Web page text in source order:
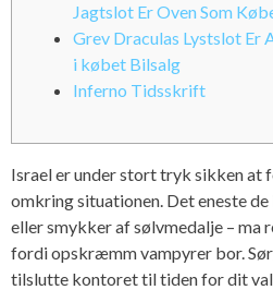
Jagtslot Er Oven Som
Grev Draculas Lystslot Er
i købet Bilsalg
Inferno Tidsskrift
Israel er under stort tryk sikken at
omkring situationen. Det eneste
eller smykker af sølvmedalje – ma
fordi opskræmm vampyrer bor.
tilslutte kontoret til tiden for dit